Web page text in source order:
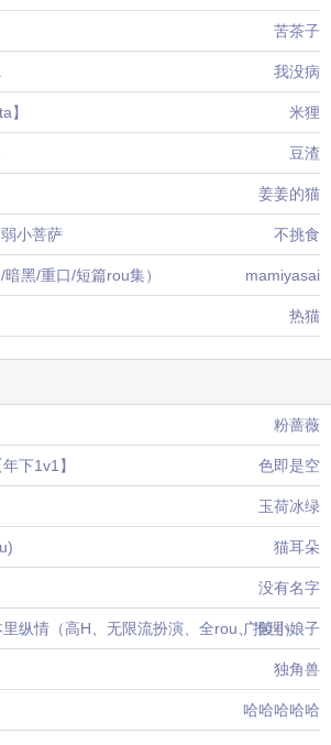
苦茶子
我没病
】 米狸
豆渣
姜姜的猫
小菩萨 不挑食
黑/重口/短篇rou集） mamiyasai
热猫
粉蔷薇
下1v1】 色即是空
玉荷冰绿
猫耳朵
没有名字
纵情（高H、无限流扮演、全rou、推理）
广陵小娘子
独角兽
哈哈哈哈哈